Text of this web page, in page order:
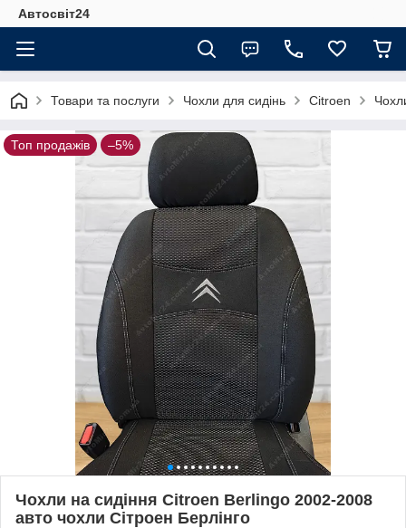
Автосвіт24
Товари та послуги Чохли для сидінь Citroen
Топ продажів –5%
Чохли на сидіння Citroen Berlingo 2002-2008
авто чохли Сітроен Берлінго